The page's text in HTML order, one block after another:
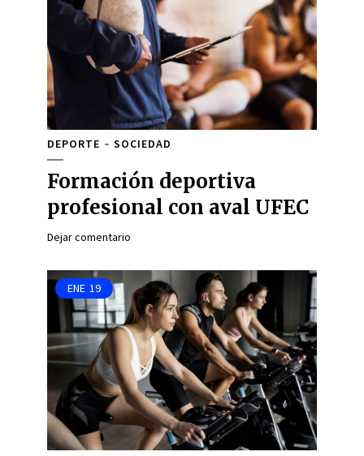
DEPORTE SOCIEDAD
Formación deportiva
profesional con aval UFEC
Dejar comentario
ENE 19